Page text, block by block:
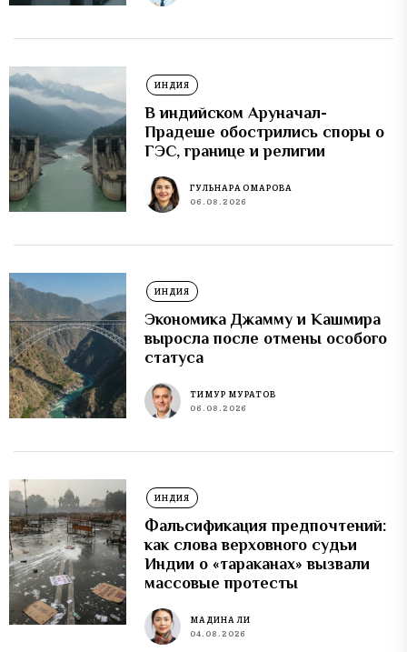
ИНДИЯ
В индийском Аруначал-
Прадеше обострились споры о
ГЭС, границе и религии
ГУЛЬНАРА ОМАРОВА
06.08.2026
ИНДИЯ
Экономика Джамму и Кашмира
выросла после отмены особого
статуса
ТИМУР МУРАТОВ
06.08.2026
ИНДИЯ
Фальсификация предпочтений:
как слова верховного судьи
Индии о «тараканах» вызвали
массовые протесты
МАДИНА ЛИ
04.08.2026